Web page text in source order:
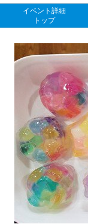
イベント詳細
トップ